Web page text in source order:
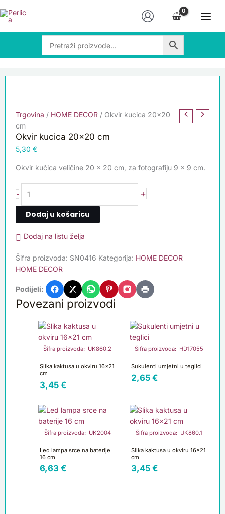
to
Trgovina / HOME DECOR / Okvir kucica 20×20
cm
Okvir kucica 20×20 cm
5,30 €
Okvir kučica veličine 20 x 20 cm, za fotografiju 9 x 9 cm.
-
kucica
+
Dodaj u košaricu
Dodaj na listu želja
Šifra proizvoda: SN0416 Kategorija: HOME DECOR
HOME DECOR
Podijeli:
Povezani proizvodi
Šifra proizvoda: UK860.2
Slika kaktusa u okviru 16×21
cm
3,45 €
Šifra proizvoda: HD17055
Sukulenti umjetni u teglici
2,65 €
Šifra proizvoda: UK2004
Led lampa srce na baterije
16 cm
6,63 €
Šifra proizvoda: UK860.1
Slika kaktusa u okviru 16×21
cm
3,45 €